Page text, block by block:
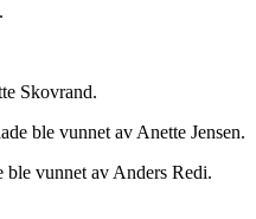
Skovrand.
ble vunnet av Anette Jensen.
vunnet av Anders Redi.